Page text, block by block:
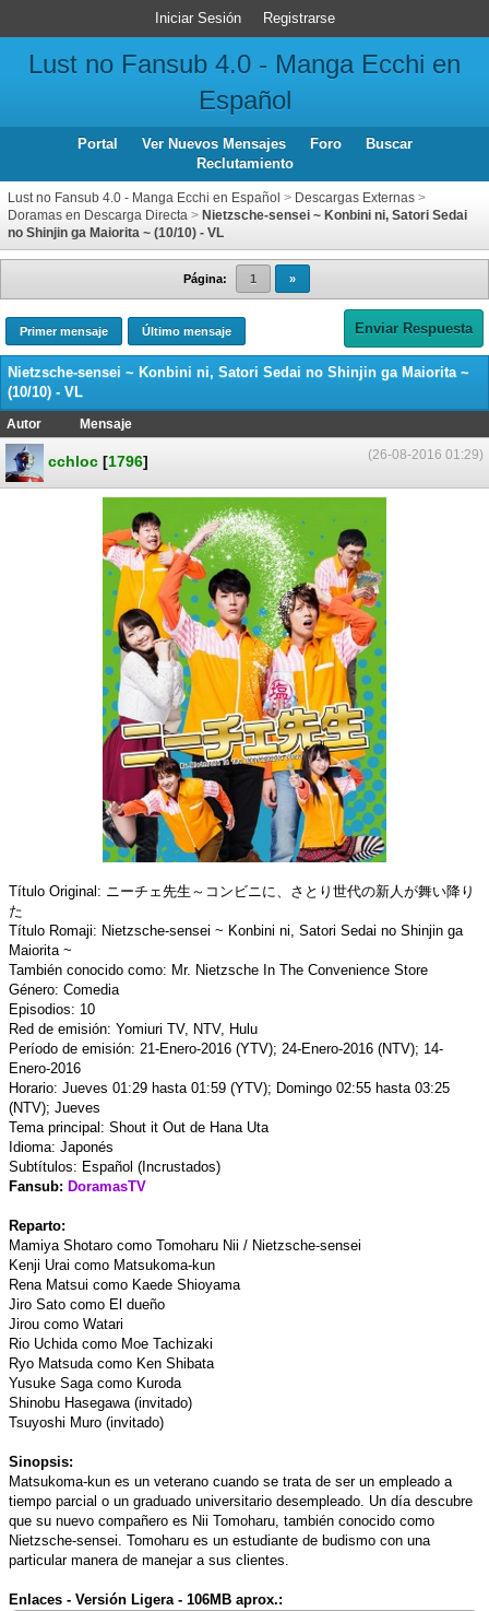
Iniciar Sesión Registrarse
Lust no Fansub 4.0 - Manga Ecchi en
Español
Portal Ver Nuevos Mensajes Foro
Buscar
Reclutamiento
Lust no Fansub 4.0 - Manga Ecchi en Español > Descargas Externas >
Doramas en Descarga Directa > Nietzsche-sensei ~ Konbini ni, Satori Sedai
no Shinjin ga Maiorita ~ (10/10) - VL
Página: 1 »
Primer mensaje Último mensaje Enviar Respuesta
Nietzsche-sensei ~ Konbini ni, Satori Sedai no Shinjin ga Maiorita ~
(10/10) - VL
Autor
Mensaje
(26-08-2016 01:29)
cchloc [1796]
Título Original: ニーチェ先生～コンビニに、さとり世代の新人が舞い降り
た
Título Romaji: Nietzsche-sensei ~ Konbini ni, Satori Sedai no Shinjin ga
Maiorita ~
También conocido como: Mr. Nietzsche In The Convenience Store
Género: Comedia
Episodios: 10
Red de emisión: Yomiuri TV, NTV, Hulu
Período de emisión: 21-Enero-2016 (YTV); 24-Enero-2016 (NTV); 14-
Enero-2016
Horario: Jueves 01:29 hasta 01:59 (YTV); Domingo 02:55 hasta 03:25
(NTV); Jueves
Tema principal: Shout it Out de Hana Uta
Idioma: Japonés
Subtítulos: Español (Incrustados)
Fansub: DoramasTV
Reparto:
Mamiya Shotaro como Tomoharu Nii / Nietzsche-sensei
Kenji Urai como Matsukoma-kun
Rena Matsui como Kaede Shioyama
Jiro Sato como El dueño
Jirou como Watari
Rio Uchida como Moe Tachizaki
Ryo Matsuda como Ken Shibata
Yusuke Saga como Kuroda
Shinobu Hasegawa (invitado)
Tsuyoshi Muro (invitado)
Sinopsis:
Matsukoma-kun es un veterano cuando se trata de ser un empleado a
tiempo parcial o un graduado universitario desempleado. Un día descubre
que su nuevo compañero es Nii Tomoharu, también conocido como
Nietzsche-sensei. Tomoharu es un estudiante de budismo con una
particular manera de manejar a sus clientes.
Enlaces - Versión Ligera - 106MB aprox.: